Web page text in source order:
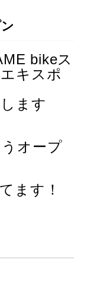
bikeス
キスポ
ます
オープ
ます！